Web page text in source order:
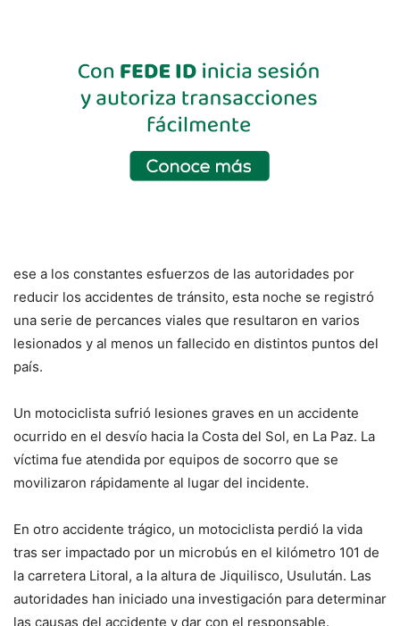
ese a los constantes esfuerzos de las autoridades por
reducir los accidentes de tránsito, esta noche se registró
una serie de percances viales que resultaron en varios
lesionados y al menos un fallecido en distintos puntos del
país.
Un motociclista sufrió lesiones graves en un accidente
ocurrido en el desvío hacia la Costa del Sol, en La Paz. La
víctima fue atendida por equipos de socorro que se
movilizaron rápidamente al lugar del incidente.
En otro accidente trágico, un motociclista perdió la vida
tras ser impactado por un microbús en el kilómetro 101 de
la carretera Litoral, a la altura de Jiquilisco, Usulután. Las
autoridades han iniciado una investigación para determinar
las causas del accidente y dar con el responsable.